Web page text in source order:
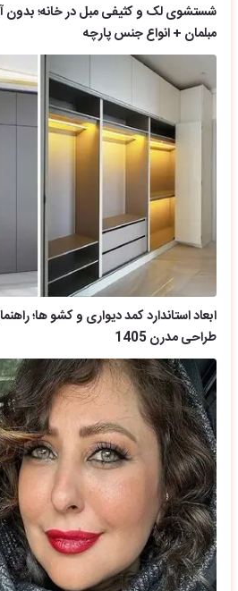
شستشوی لک و کثیفی مبل در خانه؛
مبلمان + انواع جنس پارچه
ابعاد استاندارد کمد دیواری و کشو ها؛
طراحی مدرن 1405